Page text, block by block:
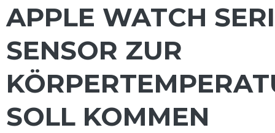
APPLE WATCH
SENSOR ZUR
SOLL KOMMEN